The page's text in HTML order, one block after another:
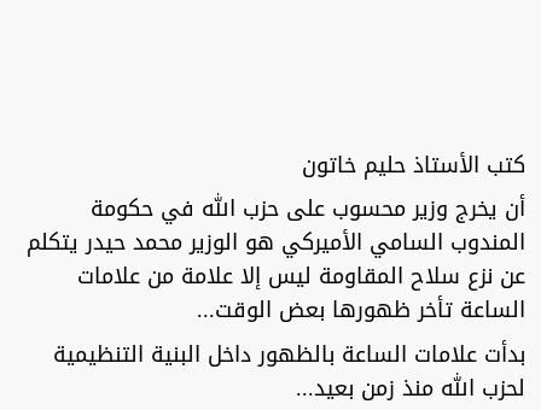
كتب الأستاذ حليم خاتون
أن يخرج وزير محسوب على حزب الله في حكومة
المندوب السامي الأميركي هو الوزير محمد حيدر يتكلم
عن نزع سلاح المقاومة ليس إلا علامة من علامات
الساعة تأخر ظهورها بعض الوقت...
بدأت علامات الساعة بالظهور داخل البنية التنظيمية
لحزب الله منذ زمن بعيد...